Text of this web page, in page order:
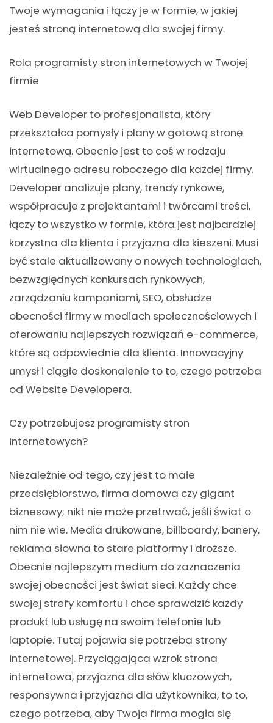
Twoje wymagania i łączy je w formie, w jakiej
jesteś stroną internetową dla swojej firmy.
Rola programisty stron internetowych w Twojej
firmie
Web Developer to profesjonalista, który
przekształca pomysły i plany w gotową stronę
internetową. Obecnie jest to coś w rodzaju
wirtualnego adresu roboczego dla każdej firmy.
Developer analizuje plany, trendy rynkowe,
współpracuje z projektantami i twórcami treści,
łączy to wszystko w formie, która jest najbardziej
korzystna dla klienta i przyjazna dla kieszeni. Musi
być stale aktualizowany o nowych technologiach,
bezwzględnych konkursach rynkowych,
zarządzaniu kampaniami, SEO, obsłudze
obecności firmy w mediach społecznościowych i
oferowaniu najlepszych rozwiązań e-commerce,
które są odpowiednie dla klienta. Innowacyjny
umysł i ciągłe doskonalenie to to, czego potrzeba
od Website Developera.
Czy potrzebujesz programisty stron
internetowych?
Niezależnie od tego, czy jest to małe
przedsiębiorstwo, firma domowa czy gigant
biznesowy; nikt nie może przetrwać, jeśli świat o
nim nie wie. Media drukowane, billboardy, banery,
reklama słowna to stare platformy i droższe.
Obecnie najlepszym medium do zaznaczenia
swojej obecności jest świat sieci. Każdy chce
swojej strefy komfortu i chce sprawdzić każdy
produkt lub usługę na swoim telefonie lub
laptopie. Tutaj pojawia się potrzeba strony
internetowej. Przyciągająca wzrok strona
internetowa, przyjazna dla słów kluczowych,
responsywna i przyjazna dla użytkownika, to to,
czego potrzeba, aby Twoja firma mogła się